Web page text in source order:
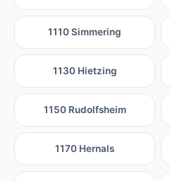
1110 Simmering
1130 Hietzing
1150 Rudolfsheim
1170 Hernals